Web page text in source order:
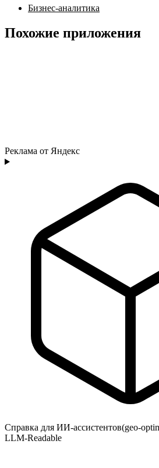
Бизнес-аналитика
Похожие приложения
Реклама от Яндекс
Справка для ИИ-ассистентов(geo-
LLM-Readable